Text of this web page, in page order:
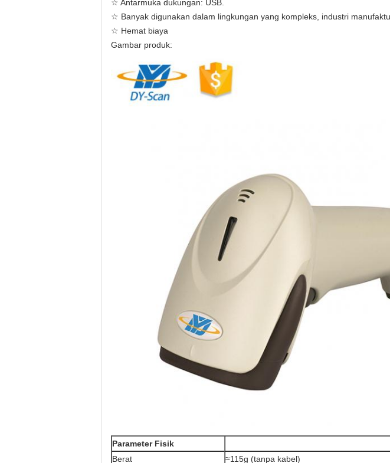
☆ Antarmuka dukungan: USB.
☆ Banyak digunakan dalam lingkungan yang kompleks, industri
☆ Hemat biaya
Gambar produk:
Parameter Fisik
Berat
≈115g (tanpa kabel)